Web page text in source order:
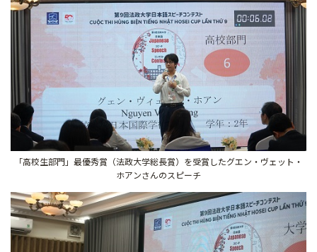
「高校生部門」最優秀賞（法政大学総長賞）を受賞したグエン・ヴェット・
ホアンさんのスピーチ